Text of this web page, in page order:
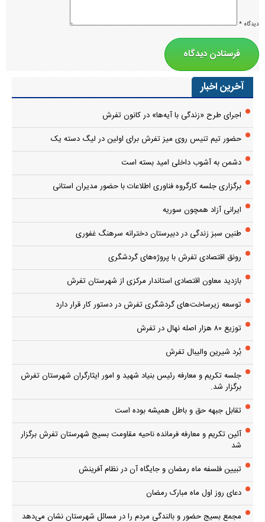
طنین سبز زندگی در دبیرستان دخترانه سرهنگ غفوری
رونق اقتصادی تفرش با پروژه‌های گردشگری
بازدید معاون اقتصادی استاندار مرکزی از شهرستان تفرش
توسعه زیرساخت‌های گردشگری تفرش در دستور کار قرار دارد
توزیع ۸۰ هزار اصله نهال در تفرش
بُرد شیرین والیبال تفرش
جلسه تکریم و معارفه رئیس بنیاد شهید و امور ایثارگران شهرستان تفرش
برگزار شد.
تقابل جبهه حق و باطل همیشه بوده است
آئین تکریم و معارفه فرمانده ناحیه مقاومت بسیج شهرستان تفرش برگزار
شد
تبیین فلسفه ماه رمضان و جایگاه آن در نظام آفرینش
دعای روز اول ماه مبارک رمضان
مجمع بسیج حضور و بالندگی مردم را در مسائل شهرستان نشان می‌دهد
برگزاری کارگاه آموزشی حفظ حریم حیات جنین در شهرستان تفرش
اولین رویداد تخصصی کشوری گردشگری شهر تفرش
چرا انقلاب شد؟
پر بازدیدها
پایگاه خبری ندای تفرش
صفحه نخست درباره شهرستان تفرش درباره ما
RSS تلگرام آپارات اینستاگرام